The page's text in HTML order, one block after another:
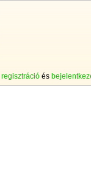
regisztráció és